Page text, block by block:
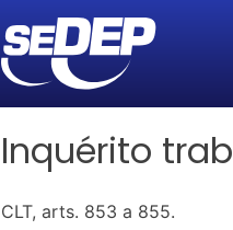
Inquérito
CLT, arts. 853 a 855.